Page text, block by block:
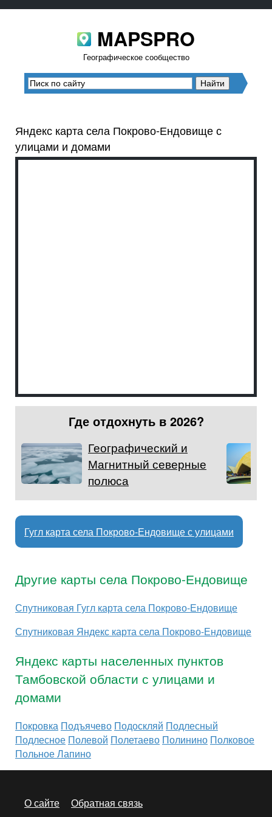
MAPSPRO
Географическое сообщество
Яндекс карта села Покрово-Ендовище с
улицами и домами
Где отдохнуть в 2026?
Географический и
Магнитный северные
полюса
Гугл карта села Покрово-Ендовище с улицами
Другие карты села Покрово-Ендовище
Спутниковая Гугл карта села Покрово-Ендовище
Спутниковая Яндекс карта села Покрово-Ендовище
Яндекс карты населенных пунктов
Тамбовской области с улицами и
домами
Покровка Подъячево Подоскляй Подлесный
Подлесное Полевой Полетаево Полинино Полковое
Польное Лапино
О сайте Обратная связь